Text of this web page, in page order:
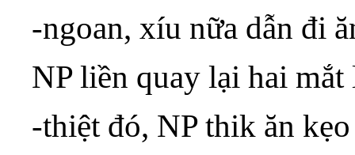
-ngoan, xíu nữa dẫn đi
NP liền quay lại hai
-thiệt đó, NP thik ăn